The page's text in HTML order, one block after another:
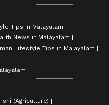
Tips in Malayalam
News in Malayalam
Lifestyle Tips in Malayalam
(Agriculture)